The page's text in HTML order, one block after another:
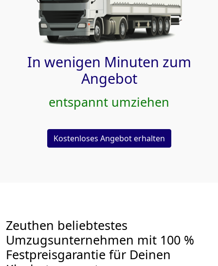
In wenigen Minuten zum
Angebot
entspannt umziehen
Kostenloses Angebot erhalten
Zeuthen beliebtestes
Umzugsunternehmen mit 100 %
Festpreisgarantie für Deinen